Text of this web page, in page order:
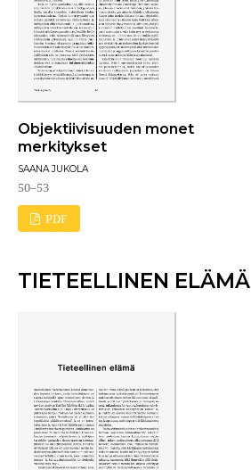
Objektiivisuuden monet
merkitykset
SAANA JUKOLA
50–53
PDF
TIETEELLINEN ELÄMÄ